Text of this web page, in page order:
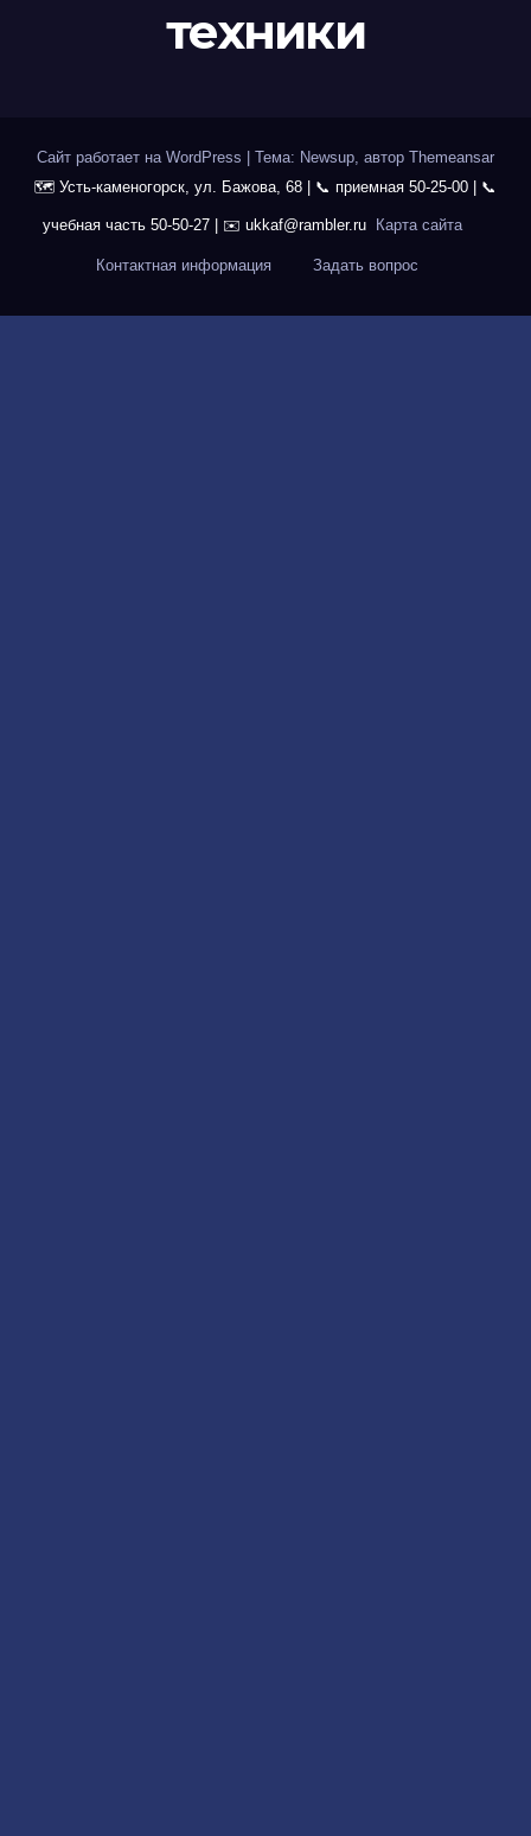
техники
Сайт работает на WordPress | Тема: Newsup, автор Themeansar
Карта сайта
Контактная информация Задать вопрос